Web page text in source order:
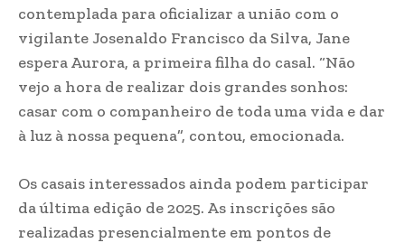
contemplada para oficializar a união com o
vigilante Josenaldo Francisco da Silva, Jane
espera Aurora, a primeira filha do casal. “Não
vejo a hora de realizar dois grandes sonhos:
casar com o companheiro de toda uma vida e dar
à luz à nossa pequena”, contou, emocionada.
Os casais interessados ainda podem participar
da última edição de 2025. As inscrições são
realizadas presencialmente em pontos de